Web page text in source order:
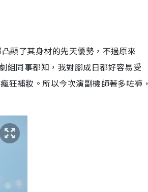
顯了其身材的先天優勢，不過原來
組同事都知，我對腳成日都好容易受
狂補妝。所以今次演副機師著多咗褲，